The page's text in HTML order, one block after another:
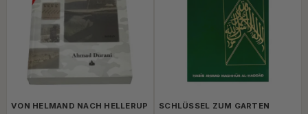
VON HELMAND NACH HELLERUP SCHLÜSSEL ZUM GARTEN